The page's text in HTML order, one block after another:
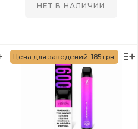
НЕТ В НАЛИЧИИ
Цена для заведений: 185 грн.